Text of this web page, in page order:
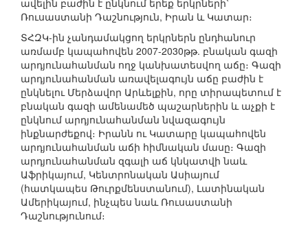
ավելին բաժին է ընկնում երեք երկրների՝
Ռուսաստանի Դաշնություն, Իրան և Կատար։
ՏՀԶԿ-ին չանդամակցող երկրներն ընդհանուր
առմամբ կապահովեն 2007-2030թթ. բնական գազի
արդյունահանման ողջ կանխատեսվող աճը։ Գազի
արդյունահանման առավելագույն աճը բաժին է
ընկնելու Մերձավոր Արևելքին, որը տիրապետում է
բնական գազի ամենամեծ պաշարներին և աչքի է
ընկնում արդյունահանման նվազագույն
ինքնարժեքով։ Իրանն ու Կատարը կապահովեն
արդյունահանման աճի հիմնական մասը։ Գազի
արդյունահանման զգալի աճ կնկատվի նաև
Աֆրիկայում, Կենտրոնական Ասիայում
(հատկապես Թուրքմենստանում), Լատինական
Ամերիկայում, ինչպես նաև Ռուսաստանի
Դաշնությունում։